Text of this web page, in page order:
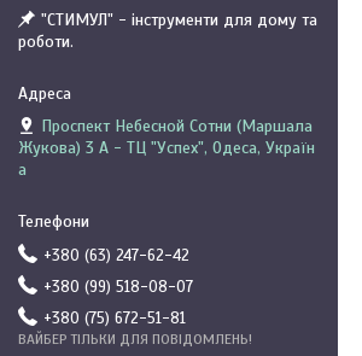
"СТИМУЛ" - інструменти для дому та
роботи.
Проспект Небесной Сотни (Маршала
Жукова) 3 А - ТЦ "Успех", Одеса, Україн
а
+380 (63) 247-62-42
+380 (99) 518-08-07
+380 (75) 672-51-81
ВАЙБЕР ТІЛЬКИ ДЛЯ ПОВІДОМЛЕНЬ!